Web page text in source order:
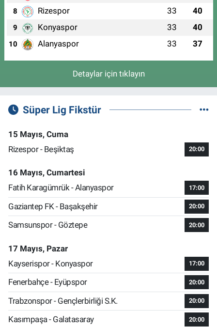
8 Rizespor 33 40
9 Konyaspor 33 40
10 Alanyaspor 33 37
Detaylar için tıklayın
Süper Lig Fikstür
15 Mayıs, Cuma
Rizespor - Beşiktaş
20:00
16 Mayıs, Cumartesi
Fatih Karagümrük - Alanyaspor
17:00
Gaziantep FK - Başakşehir 20:00
Samsunspor - Göztepe 20:00
17 Mayıs, Pazar
Kayserispor - Konyaspor
17:00
Fenerbahçe - Eyüpspor 20:00
Trabzonspor - Gençlerbirliği S.K. 20:00
Kasımpaşa - Galatasaray 20:00